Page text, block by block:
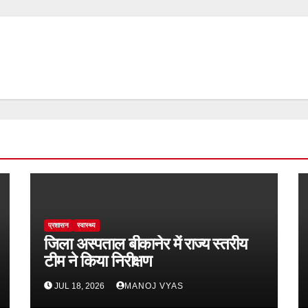
प्रशासन स्वास्थ्य
जिला अस्पताल बीकानेर में राज्य स्तरीय
टीम ने किया निरीक्षण
JUL 18, 2026 MANOJ VYAS